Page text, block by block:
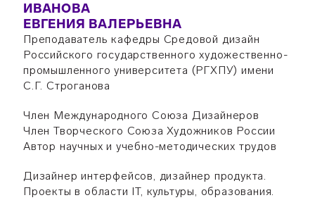
ИВАНОВА
ЕВГЕНИЯ ВАЛЕРЬЕВНА
Преподаватель кафедры Средовой дизайн
Российского государственного художественно-
промышленного университета (РГХПУ) имени
С.Г. Строганова
Член Международного Союза Дизайнеров
Член Творческого Союза Художников России
Автор научных и учебно-методических трудов
Дизайнер интерфейсов, дизайнер продукта.
Проекты в области IT, культуры, образования.